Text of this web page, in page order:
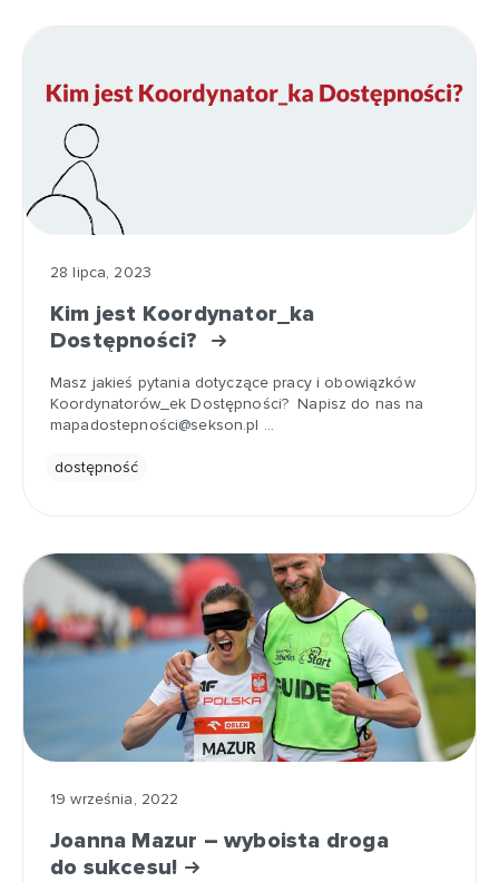
28 lipca, 2023
Kim jest Koordynator_ka
Dostępności?
Masz jakieś pytania dotyczące pracy i obowiązków
Koordynatorów_ek Dostępności? Napisz do nas na
mapadostepności@sekson.pl …
dostępność
19 września, 2022
Joanna Mazur – wyboista droga
do sukcesu!